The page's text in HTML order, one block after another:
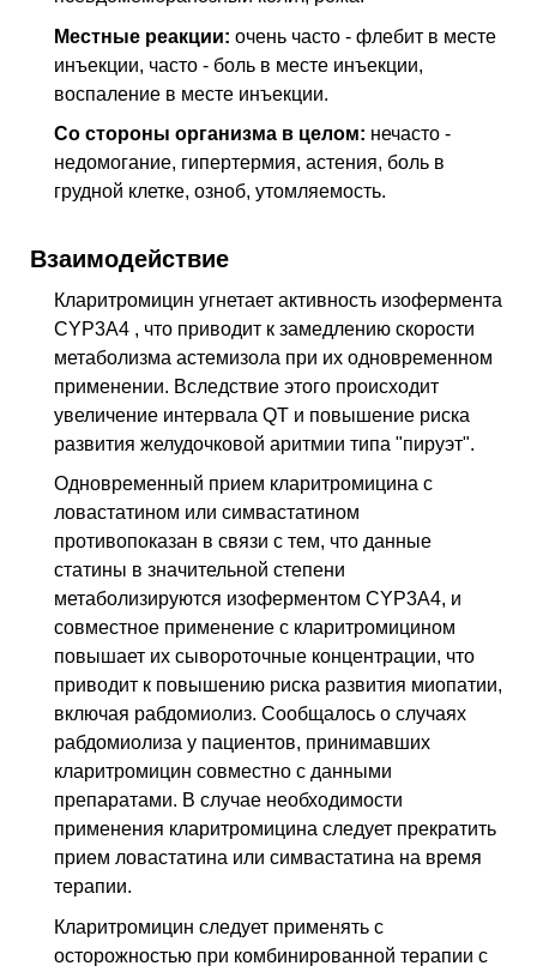
Местные реакции: очень часто - флебит в месте
инъекции, часто - боль в месте инъекции,
воспаление в месте инъекции.
Со стороны организма в целом: нечасто -
недомогание, гипертермия, астения, боль в
грудной клетке, озноб, утомляемость.
Взаимодействие
Кларитромицин угнетает активность изофермента
CYP3A4 , что приводит к замедлению скорости
метаболизма астемизола при их одновременном
применении. Вследствие этого происходит
увеличение интервала QT и повышение риска
развития желудочковой аритмии типа "пируэт".
Одновременный прием кларитромицина с
ловастатином или симвастатином
противопоказан в связи с тем, что данные
статины в значительной степени
метаболизируются изоферментом CYP3A4, и
совместное применение с кларитромицином
повышает их сывороточные концентрации, что
приводит к повышению риска развития миопатии,
включая рабдомиолиз. Сообщалось о случаях
рабдомиолиза у пациентов, принимавших
кларитромицин совместно с данными
препаратами. В случае необходимости
применения кларитромицина следует прекратить
прием ловастатина или симвастатина на время
терапии.
Кларитромицин следует применять с
осторожностью при комбинированной терапии с